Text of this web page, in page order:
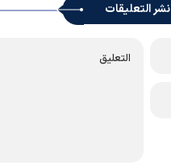
نشر التعليقات